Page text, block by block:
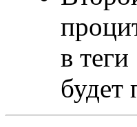
в теги
будет